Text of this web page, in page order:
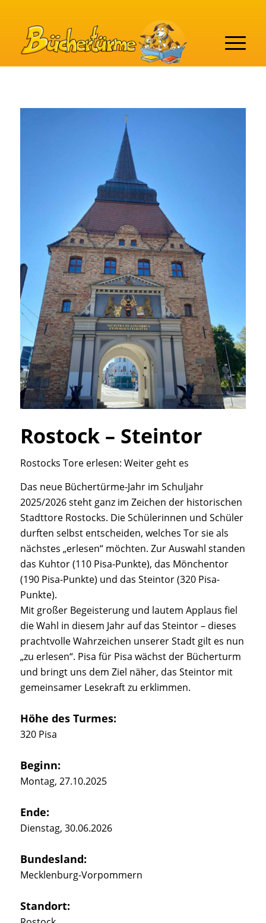
Rostock – Steintor
Rostocks Tore erlesen: Weiter geht es
Das neue Büchertürme-Jahr im Schuljahr
2025/2026 steht ganz im Zeichen der historischen
Stadttore Rostocks. Die Schülerinnen und Schüler
durften selbst entscheiden, welches Tor sie als
nächstes „erlesen“ möchten. Zur Auswahl standen
das Kuhtor (110 Pisa-Punkte), das Mönchentor
(190 Pisa-Punkte) und das Steintor (320 Pisa-
Punkte).
Mit großer Begeisterung und lautem Applaus fiel
die Wahl in diesem Jahr auf das Steintor – dieses
prachtvolle Wahrzeichen unserer Stadt gilt es nun
„zu erlesen“. Pisa für Pisa wächst der Bücherturm
und bringt uns dem Ziel näher, das Steintor mit
gemeinsamer Lesekraft zu erklimmen.
Höhe des Turmes:
320 Pisa
Beginn:
Montag, 27.10.2025
Ende:
Dienstag, 30.06.2026
Bundesland:
Mecklenburg-Vorpommern
Standort: